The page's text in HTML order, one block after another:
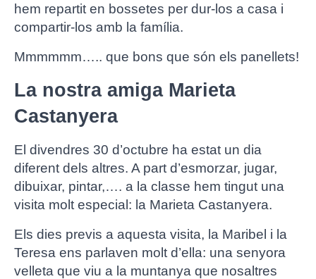
hem repartit en bossetes per dur-los a casa i
compartir-los amb la família.
Mmmmmm….. que bons que són els panellets!
La nostra amiga Marieta
Castanyera
El divendres 30 d’octubre ha estat un dia
diferent dels altres. A part d’esmorzar, jugar,
dibuixar, pintar,…. a la classe hem tingut una
visita molt especial: la Marieta Castanyera.
Els dies previs a aquesta visita, la Maribel i la
Teresa ens parlaven molt d’ella: una senyora
velleta que viu a la muntanya que nosaltres